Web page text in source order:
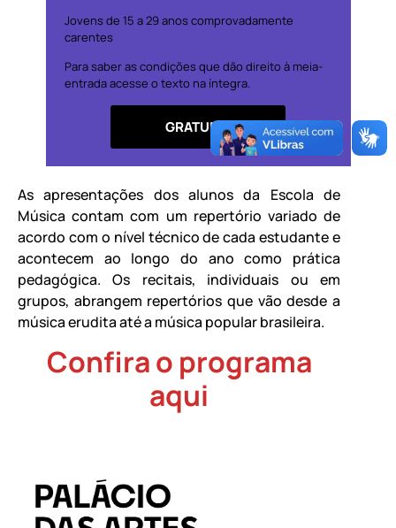
Jovens de 15 a 29 anos comprovadamente
carentes
Para saber as condições que dão direito à meia-
entrada acesse o texto na íntegra.
GRATUITO
As apresentações dos alunos da Escola de
Música contam com um repertório variado de
acordo com o nível técnico de cada estudante e
acontecem ao longo do ano como prática
pedagógica. Os recitais, individuais ou em
grupos, abrangem repertórios que vão desde a
música erudita até a música popular brasileira.
Confira o programa
aqui